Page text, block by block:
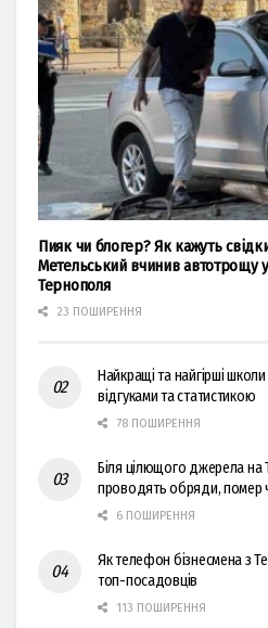
Пияк чи блогер? Як кажуть
Метельський вчинив автотрощу
Тернополя
23 ПОШИРЕННЯ
Найкращі та найгірші
відгуками та статистикою
78 ПОШИРЕННЯ
Біля цілющого джерела на
проводять обряди, помер
6 ПОШИРЕННЯ
Як телефон бізнесмена з
топ-посадовців
113 ПОШИРЕННЯ